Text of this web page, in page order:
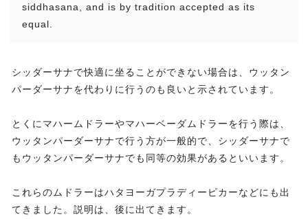
siddhasana, and is by tradition accepted as its
equal.
シッダーサナで快適に坐ることができない場合は、ウッタン
パーダーサナを代わりに行うのも良いと示されています。
とくにマハームドラーやマハーベーダムドラーを行う際は、
ウッタンパーダーサナで行う方が一般的で、シッダーサナで
もウッタンパーダーサナでも同等の効果があるといいます。
これらのムドラーはハタヨーガプラディーピカーなどにも出
てきました。説明は、後に出てきます。